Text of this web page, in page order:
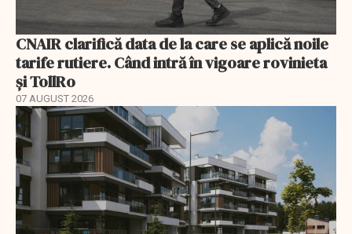
CNAIR clarifică data de la care se aplică noile
tarife rutiere. Când intră în vigoare rovinieta
și TollRo
07 AUGUST 2026